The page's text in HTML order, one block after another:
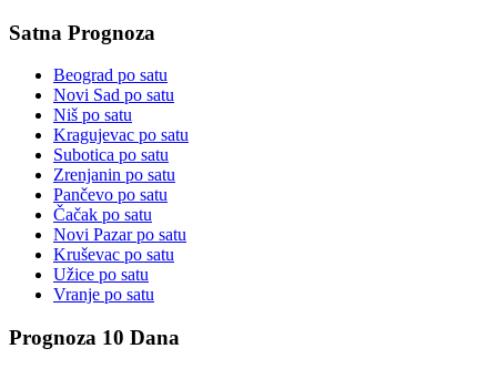
Satna Prognoza
Beograd po satu
Novi Sad po satu
Niš po satu
Kragujevac po satu
Subotica po satu
Zrenjanin po satu
Pančevo po satu
Čačak po satu
Novi Pazarpo satu
Kruševac po satu
Užice po satu
Vranje po satu
Prognoza 10 Dana